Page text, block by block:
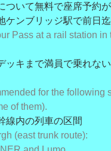
ついて無料で座席予約
ンブリッジ駅で前日
Pass at a rail station in
ッキまで満員で乗れな
for the following
of them).
線内の列車の区間
(east trunk route):